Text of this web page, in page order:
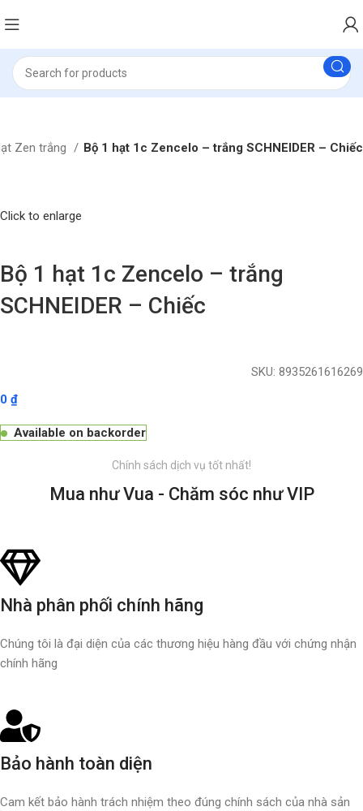
Zen trắng Bộ 1 hạt 1c Zencelo – trắng SCHNEIDER – Chiếc
Click to enlarge
Bộ 1 hạt 1c Zencelo – trắng
SCHNEIDER – Chiếc
SKU: 8935261616269
0₫
Available on backorder
Chính sách dịch vụ tốt nhất!
Mua như Vua - Chăm sóc như VIP
Nhà phân phối chính hãng
Chúng tôi là đại diện của các thương hiệu hàng đầu với chứng nhận
chính hãng
Bảo hành toàn diện
Cam kết bảo hành trách nhiệm theo đúng chính sách của nhà sản